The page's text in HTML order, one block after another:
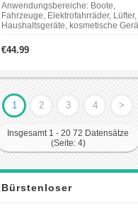
Anwendungsbereiche: Boote,
Fahrzeuge, Elektrofahrräder, Lüfter,
Haushaltsgeräte, kosmetische
gleichförmiger
Bewegungsanforderung.
€44.99
1 2 3 4 >
Insgesamt 1 - 20 72 Datensätze
(Seite: 4)
Bürstenloser